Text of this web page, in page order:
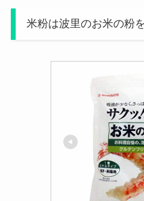
米粉は波里のお米の粉